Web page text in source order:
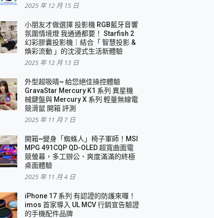
2025 年 12 月 15 日
小朋友才做選擇 投影機 RGB藍牙音響
氛圍情境燈 我通通都要！ Starfish 2
幻彩膠囊投影機｜結合「 智慧投影 &
煥彩流動 」的沈浸式生活新體驗
2025 年 12 月 13 日
外型超吸晴~ 給您絕佳操控體驗
GravaStar Mercury K1 系列 異星機
械鍵盤與 Mercury X 系列 輕量無線電
競滑鼠 開箱 評測
2025 年 11 月 7 日
開箱~變身「蜘蛛人」椅子軍師！MSI
MPG 491CQP QD-OLED 超寬曲面電
競螢幕，多工辦公、爽度滿滿的終極
桌面體驗
2025 年 11 月 4 日
iPhone 17 系列 有認證的防護來囉！
imos 首家導入 UL MCV 行銷宣告驗證
的手機配件品牌